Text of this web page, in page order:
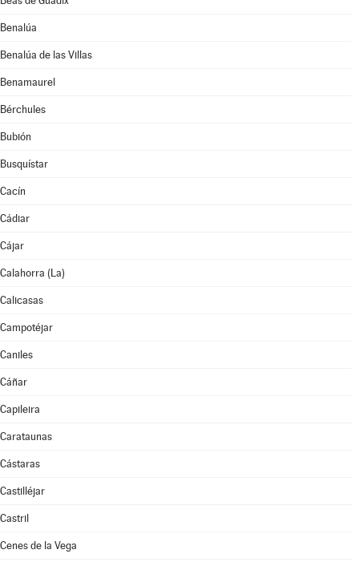
Benalúa
Benalúa de las Villas
Benamaurel
Bérchules
Bubión
Busquístar
Cacín
Cádiar
Cájar
Calahorra (La)
Calicasas
Campotéjar
Caniles
Cáñar
Capileira
Carataunas
Cástaras
Castilléjar
Castril
Cenes de la Vega